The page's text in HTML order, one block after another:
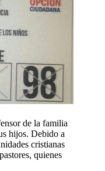
de la familia
hijos. Debido a
cristianas
quienes